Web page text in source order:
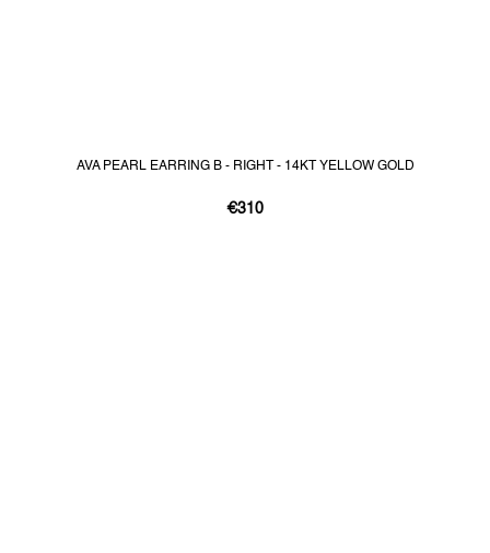
AVA PEARL EARRING B - RIGHT - 14KT YELLOW GOLD
€310